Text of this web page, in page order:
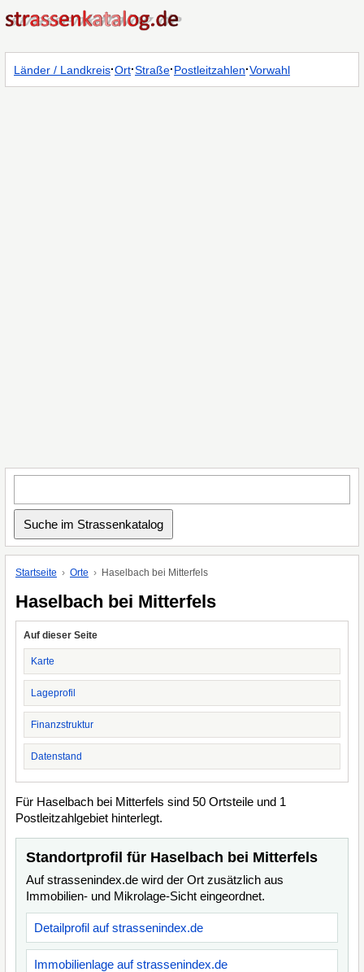
Länder / Landkreis·Ort·Straße·Postleitzahlen·Vorwahl
Startseite Orte Haselbach bei Mitterfels
Haselbach bei Mitterfels
Auf dieser Seite
Karte
Lageprofil
Finanzstruktur
Datenstand
Für Haselbach bei Mitterfels sind 50 Ortsteile und 1
Postleitzahlgebiet hinterlegt.
Standortprofil für Haselbach bei Mitterfels
Auf strassenindex.de wird der Ort zusätzlich aus
Immobilien- und Mikrolage-Sicht eingeordnet.
Detailprofil auf strassenindex.de
Immobilienlage auf strassenindex.de